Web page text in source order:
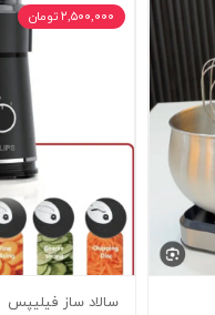
تابه
سرویس غذاخوری
سرویس قاشق چنگال
سالاد ساز فيليپس
۲,۵۰۰,۰۰۰ تومان